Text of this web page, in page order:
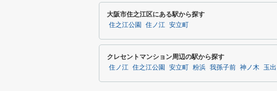
大阪市住之江区にある駅から探す
住之江公園 住ノ江 安立町
クレセントマンション周辺の駅から探す
住ノ江 住之江公園 安立町 粉浜 我孫子前 神ノ木 玉出